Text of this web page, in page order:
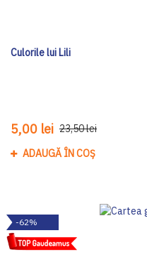
Culorile lui Lili
5,00 lei 23,50 lei
ADAUGĂ ÎN COȘ
-62%